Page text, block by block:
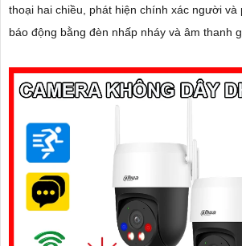
thoại hai chiều, phát hiện chính xác người
báo động bằng đèn nhấp nháy và âm thanh